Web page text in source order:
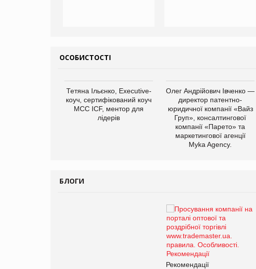
ОСОБИСТОСТІ
Тетяна Ільєнко, Executive-
коуч, сертифікований коуч
МСС ICF, ментор для
лідерів
Олег Андрійович Івченко —
директор патентно-
юридичної компанії «Вайз
Груп», консалтингової
компанії «Парето» та
маркетингової агенції
Myka Agency.
БЛОГИ
Рекомендації